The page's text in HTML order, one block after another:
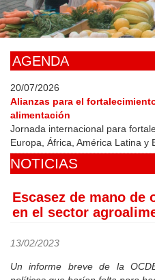
Skip
to
main
AGENDA
20/07/2026
Alianzas para el
alimentación
Jornada internacional para
Europa, África, América Latina y
NOTICIAS
Escasez de mano de
en el sector
13/02/2023
Un informe breve de la